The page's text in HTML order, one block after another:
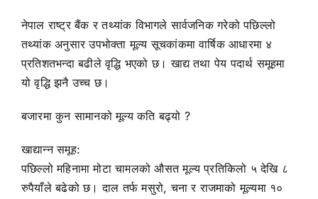
नेपाल राष्ट्र बैंक र तथ्यांक विभागले सार्वजनिक गरेको पछिल्लो
तथ्यांक अनुसार उपभोक्ता मूल्य सूचकांकमा वार्षिक आधारमा ४
प्रतिशतभन्दा बढीले वृद्धि भएको छ। खाद्य तथा पेय पदार्थ समूहमा
यो वृद्धि झनै उच्च छ।
बजारमा कुन सामानको मूल्य कति बढ्यो ?
खाद्यान्न समूह:
पछिल्लो महिनामा मोटा चामलको औसत मूल्य प्रतिकिलो ५ देखि ८
रुपैयाँले बढेको छ। दाल तर्फ मसुरो, चना र राजमाको मूल्यमा १०